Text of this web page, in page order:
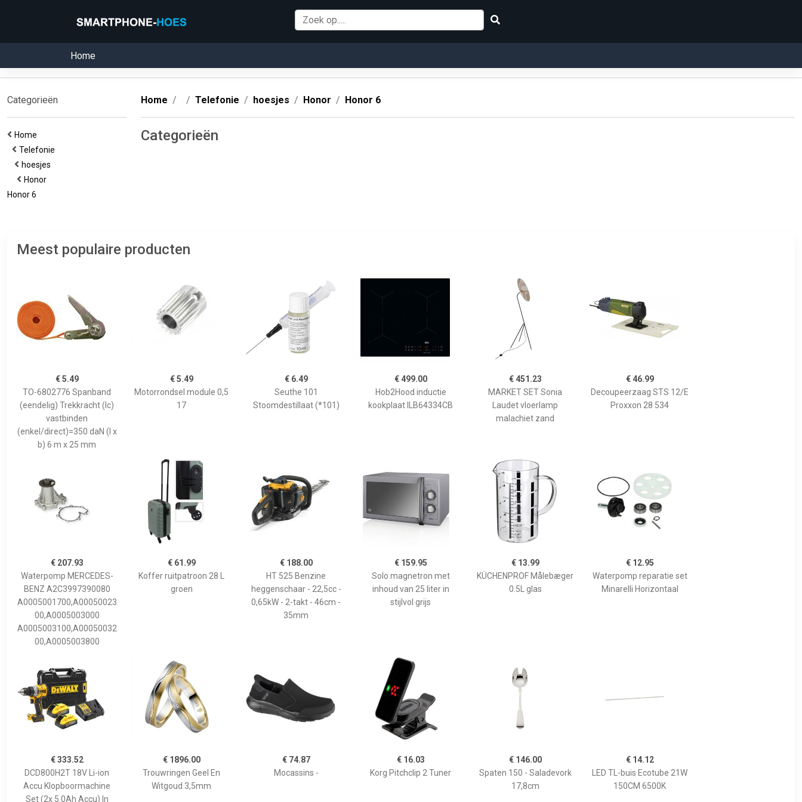
Home
Categorieën
Home
Telefonie
hoesjes
Honor
Honor 6
Home Telefonie hoesjes Honor Honor 6
Categorieën
Meest populaire producten
€ 5.49
TO-6802776 Spanband
(eendelig) Trekkracht (lc)
vastbinden
(enkel/direct)=350 daN (l x
b) 6 m x 25 mm
€ 5.49
Motorrondsel module 0,5
17
€ 6.49
Seuthe 101
Stoomdestillaat (*101)
€ 499.00
Hob2Hood inductie
kookplaat ILB64334CB
€ 451.23
MARKET SET Sonia
Laudet vloerlamp
malachiet zand
€ 46.99
Decoupeerzaag STS 12/E
Proxxon 28 534
€ 207.93
Waterpomp MERCEDES-
BENZ A2C3997390080
A0005001700,A00050023
00,A0005003000
A0005003100,A00050032
00,A0005003800
€ 61.99
Koffer ruitpatroon 28 L
groen
€ 188.00
HT 525 Benzine
heggenschaar - 22,5cc -
0,65kW - 2-takt - 46cm -
35mm
€ 159.95
Solo magnetron met
inhoud van 25 liter in
stijlvol grijs
€ 13.99
KÜCHENPROF Målebæger
0.5L glas
€ 12.95
Waterpomp reparatie set
Minarelli Horizontaal
€ 333.52
DCD800H2T 18V Li-ion
Accu Klopboormachine
Set (2x 5.0Ah Accu) In
€ 1896.00
Trouwringen Geel En
Witgoud 3,5mm
€ 74.87
Mocassins -
€ 16.03
Korg Pitchclip 2 Tuner
€ 146.00
Spaten 150 - Saladevork
17,8cm
€ 14.12
LED TL-buis Ecotube 21W
150CM 6500K